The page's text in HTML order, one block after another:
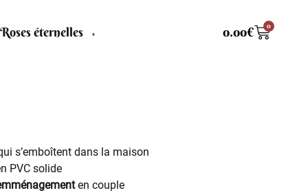
Roses éternelles 0.00€ 0
s’emboîtent dans la maison
PVC solide
en couple